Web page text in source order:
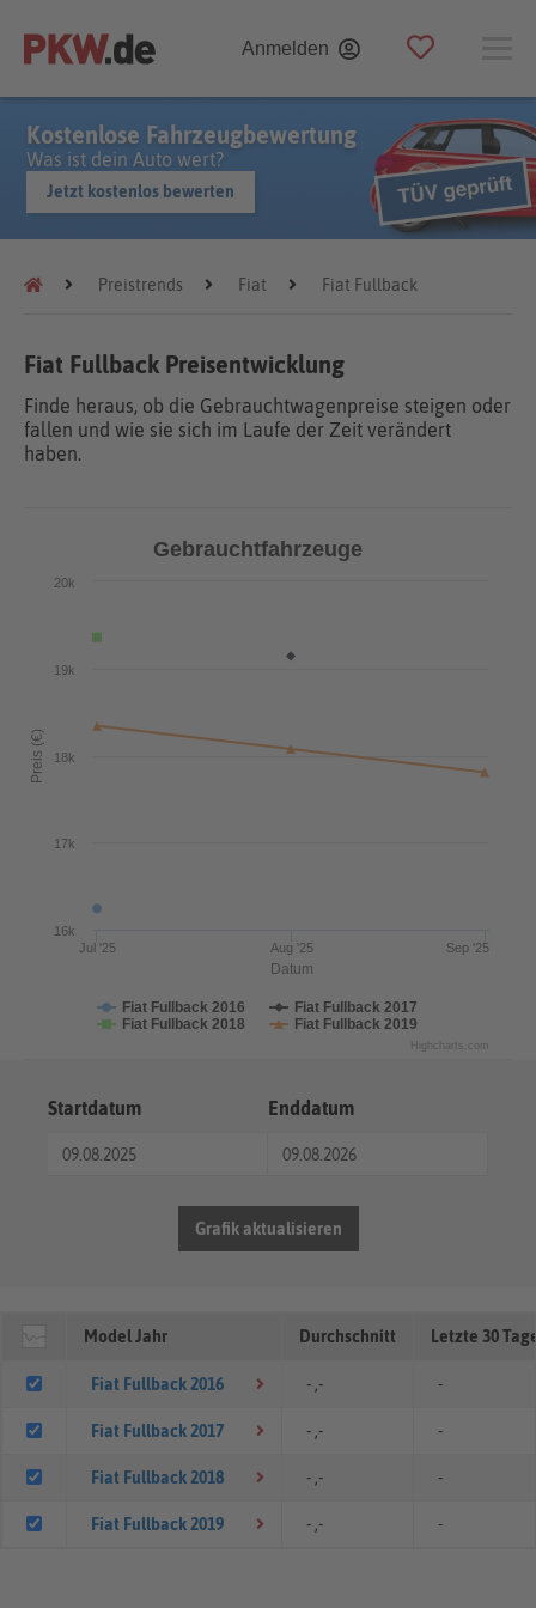
Anmelden
Kostenlose Fahrzeugbewertung
Was ist dein Auto wert?
Jetzt kostenlos bewerten
Preistrends Fiat Fiat Fullback
Fiat Fullback Preisentwicklung
Finde heraus, ob die Gebrauchtwagenpreise steigen oder
fallen und wie sie sich im Laufe der Zeit verändert
haben.
Datum
Preis (€)
Gebrauchtfahrzeuge
Fiat Fullback 2016
Fiat Fullback 2017
Fiat Fullback 2018
Fiat Fullback 2019
Jul '25 Aug '25 Sep '25
16k
17k
18k
19k
20k
Highcharts.com
Startdatum Enddatum
Grafik aktualisieren
Model Jahr Durchschnitt Letzte 30
Fiat Fullback 2016 - ,- -
Fiat Fullback 2017 - ,- -
Fiat Fullback 2018 - ,- -
Fiat Fullback 2019 - ,- -